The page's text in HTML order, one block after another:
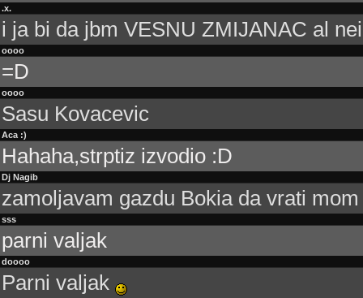
.x.
i ja bi da jbm VESNU ZMIJANAC al
oooo
=D
oooo
Sasu Kovacevic
Aca :)
Hahaha,strptiz izvodio :D
Dj Nagib
zamoljavam gazdu Bokia da vrati
sss
parni valjak
doooo
Parni valjak